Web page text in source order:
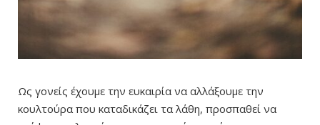
Ως γονείς έχουμε την ευκαιρία να αλλάξουμε την
κουλτούρα που καταδικάζει τα λάθη, προσπαθεί να